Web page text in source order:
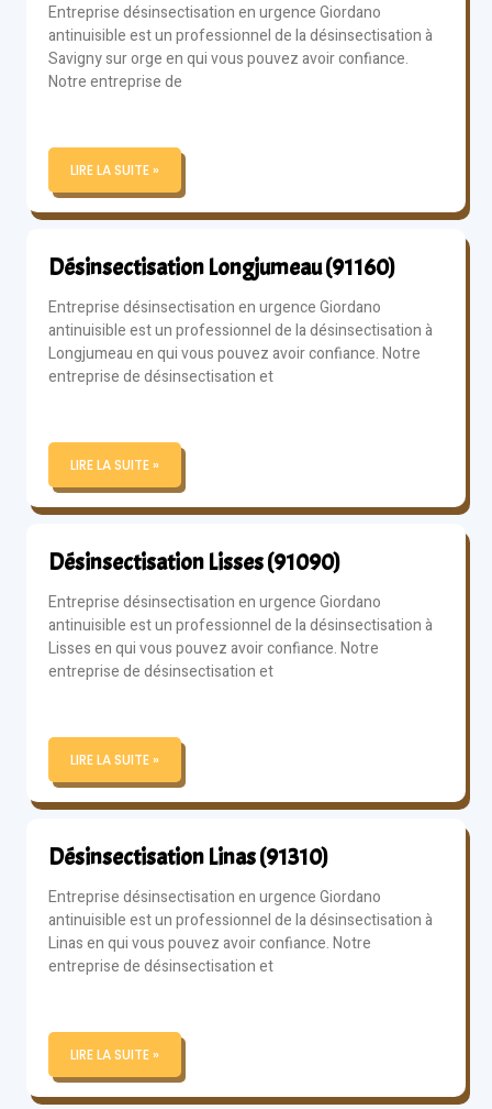
Entreprise désinsectisation en urgence Giordano
antinuisible est un professionnel de la désinsectisation à
Savigny sur orge en qui vous pouvez avoir confiance.
Notre entreprise de
LIRE LA SUITE »
Désinsectisation Longjumeau (91160)
Entreprise désinsectisation en urgence Giordano
antinuisible est un professionnel de la désinsectisation à
Longjumeau en qui vous pouvez avoir confiance. Notre
entreprise de désinsectisation et
LIRE LA SUITE »
Désinsectisation Lisses (91090)
Entreprise désinsectisation en urgence Giordano
antinuisible est un professionnel de la désinsectisation à
Lisses en qui vous pouvez avoir confiance. Notre
entreprise de désinsectisation et
LIRE LA SUITE »
Désinsectisation Linas (91310)
Entreprise désinsectisation en urgence Giordano
antinuisible est un professionnel de la désinsectisation à
Linas en qui vous pouvez avoir confiance. Notre
entreprise de désinsectisation et
LIRE LA SUITE »